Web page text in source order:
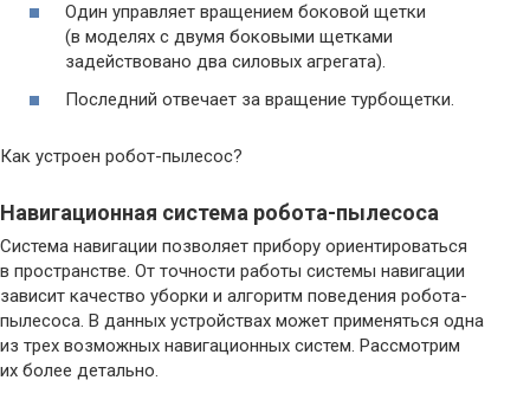
Один управляет вращением боковой щетки
(в моделях с двумя боковыми щетками
задействовано два силовых агрегата).
Последний отвечает за вращение турбощетки.
Как устроен робот-пылесос?
Навигационная система робота-пылесоса
Система навигации позволяет прибору ориентироваться
в пространстве. От точности работы системы навигации
зависит качество уборки и алгоритм поведения робота-
пылесоса. В данных устройствах может применяться одна
из трех возможных навигационных систем. Рассмотрим
их более детально.